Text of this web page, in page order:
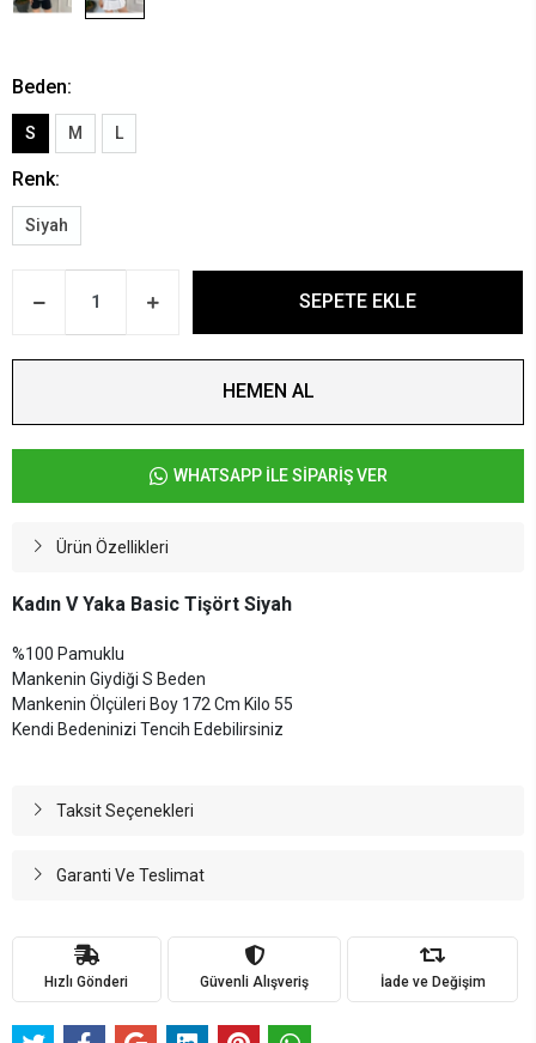
Beden:
S M L
Renk:
Siyah
SEPETE EKLE
HEMEN AL
WHATSAPP İLE SİPARİŞ VER
Ürün Özellikleri
Kadın V Yaka Basic Tişört Siyah
%100 Pamuklu
Mankenin Giydiği S Beden
Mankenin Ölçüleri Boy 172 Cm Kilo 55
Kendi Bedeninizi Tencih Edebilirsiniz
Taksit Seçenekleri
Garanti Ve Teslimat
Hızlı Gönderi Güvenli Alışveriş İade ve Değişim